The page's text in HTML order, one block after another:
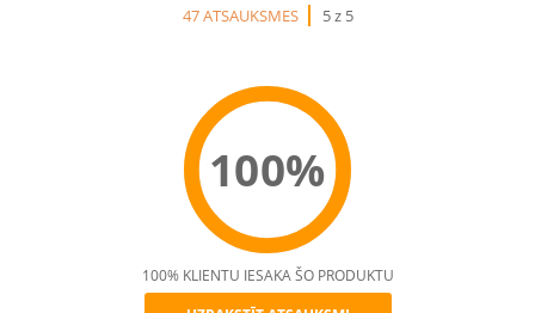
47 ATSAUKSMES
5 z 5
100%
100% KLIENTU IESAKA ŠO PRODUKTU